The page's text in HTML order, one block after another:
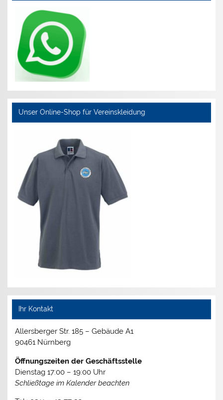
Unser Online-Shop für Vereinskleidung
Ihr Kontakt
Allersberger Str. 185 – Gebäude A1
90461 Nürnberg
Öffnungszeiten der Geschäftsstelle
Dienstag 17:00 – 19:00 Uhr
Schließtage im Kalender beachten